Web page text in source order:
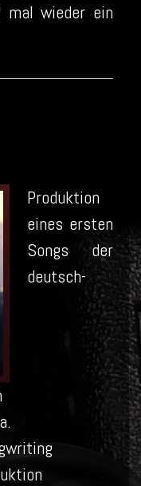
mal wieder ein
Produktion
eines ersten
Songs der
deutsch-